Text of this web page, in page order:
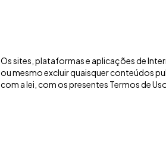
Os sites, plataformas e aplicações de
ou mesmo excluir quaisquer conteúdos
com a lei, com os presentes Termos de